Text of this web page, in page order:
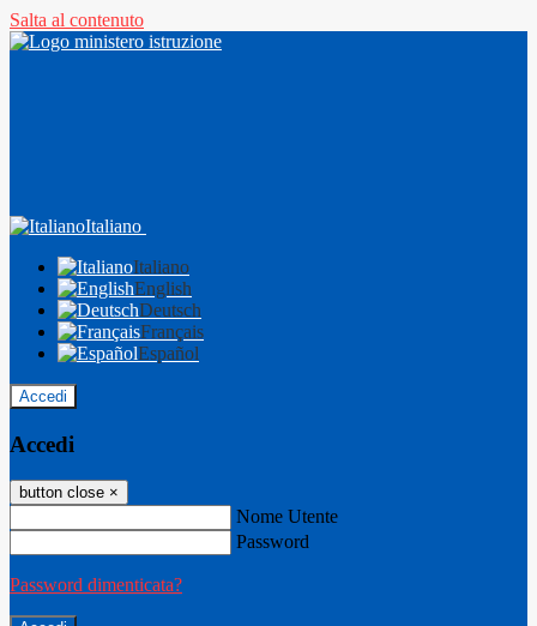
Salta al contenuto
Italiano
Italiano
English
Deutsch
Français
Español
Accedi
Accedi
button close ×
Nome Utente
Password
Password dimenticata?